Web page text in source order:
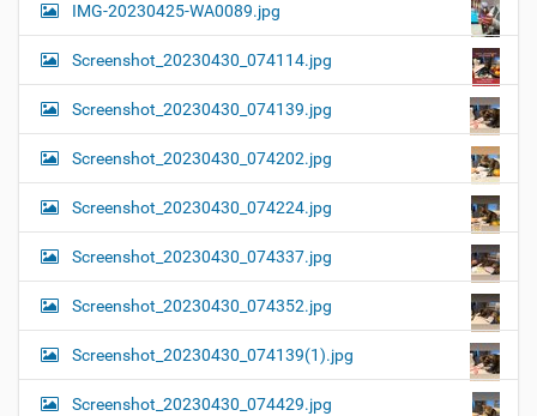
IMG-20230425-WA0089.jpg
Screenshot_20230430_074114.jpg
Screenshot_20230430_074139.jpg
Screenshot_20230430_074202.jpg
Screenshot_20230430_074224.jpg
Screenshot_20230430_074337.jpg
Screenshot_20230430_074352.jpg
Screenshot_20230430_074139(1).jpg
Screenshot_20230430_074429.jpg